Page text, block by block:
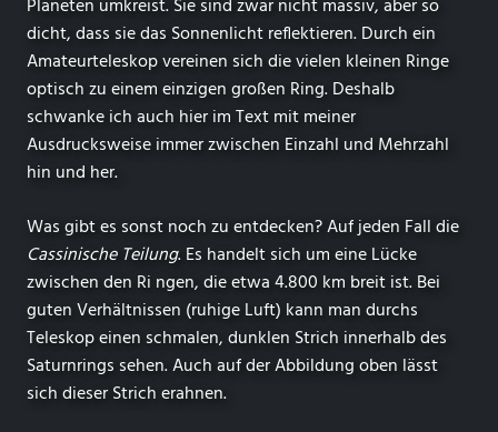
Planeten umkreist. Sie sind zwar nicht massiv, aber so
dicht, dass sie das Sonnenlicht reflektieren. Durch ein
Amateurteleskop vereinen sich die vielen kleinen Ringe
optisch zu einem einzigen großen Ring. Deshalb
schwanke ich auch hier im Text mit meiner
Ausdrucksweise immer zwischen Einzahl und Mehrzahl
hin und her.
Was gibt es sonst noch zu entdecken? Auf jeden Fall die
Cassinische Teilung. Es handelt sich um eine Lücke
zwischen den Ri ngen, die etwa 4.800 km breit ist. Bei
guten Verhältnissen (ruhige Luft) kann man durchs
Teleskop einen schmalen, dunklen Strich innerhalb des
Saturnrings sehen. Auch auf der Abbildung oben lässt
sich dieser Strich erahnen.